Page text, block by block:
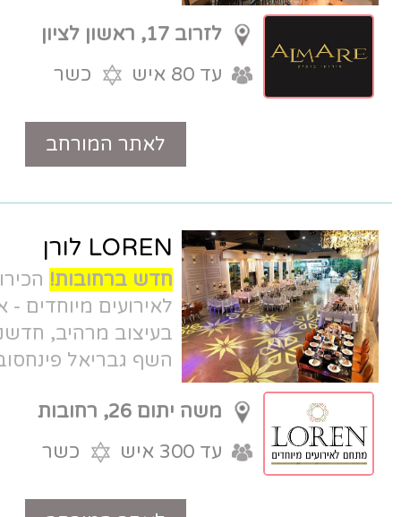
כשר
טלפון
LOREN לורן
חדש ברחובות!הכירו את לורן מתחם
לאירועים מיוחדים - אולם חדש ברחובות
בעיצוב מרהיב, חדשני ומלא השראה של
השף גבריאל פינחסוב.
משה יתום 26, רחובות
עד 300 איש
כשר